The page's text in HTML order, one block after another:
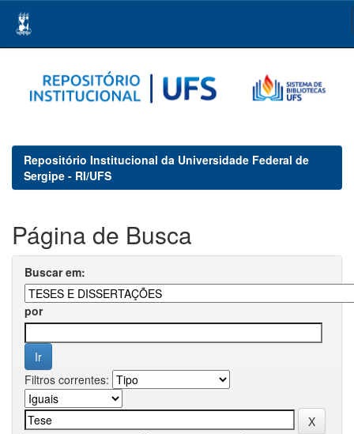
navigation
Repositório Institucional da Universidade Federal de
Sergipe - RI/UFS
Página de Busca
Buscar em:
por
Filtros correntes: